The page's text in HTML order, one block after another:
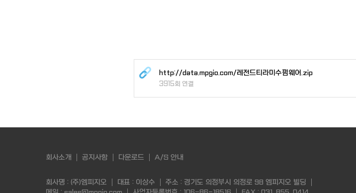
http://data.mpgio.com/레전드티라미수펌웨어.zip
3915회 연결
회사소개 공지사항 다운로드 A/S 안내
회사명 : (주)엠피지오 대표 : 이상수
주소 : 경기도 의정부시 의정로 98 엠피지오 빌딩